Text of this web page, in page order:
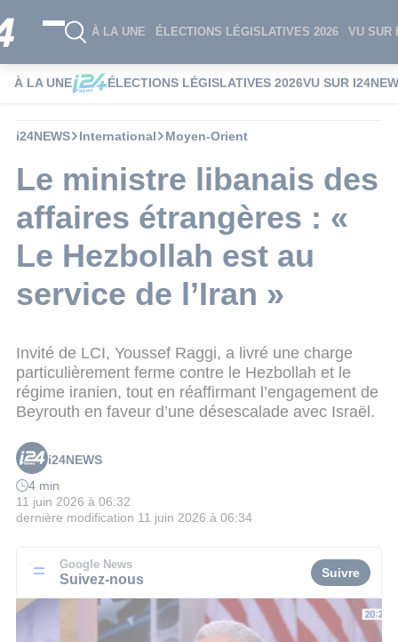
À LA UNE ÉLECTIONS LÉGISLATIVES 2026 VU SUR
À LA UNE ÉLECTIONS LÉGISLATIVES 2026VU SUR
i24NEWS International Moyen-Orient
Le ministre libanais des
affaires étrangères : «
Le Hezbollah est au
service de l’Iran »
Invité de LCI, Youssef Raggi, a livré une charge
particulièrement ferme contre le Hezbollah et le
régime iranien, tout en réaffirmant l’engagement de
Beyrouth en faveur d’une désescalade avec Israël.
i24NEWS
4 min
11 juin 2026 à 06:32
dernière modification 11 juin 2026 à 06:34
Google News
Suivez-nous Suivre